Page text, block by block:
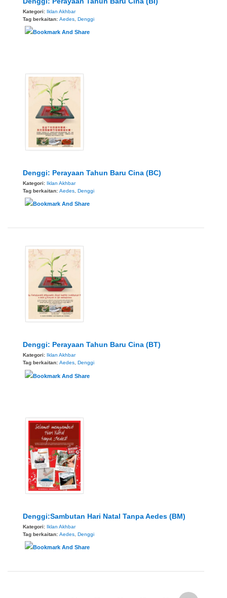
Kategori: Iklan Akhbar
Tag berkaitan: Aedes Denggi
Denggi: Perayaan Tahun Baru Cina (BC)
Kategori: Iklan Akhbar
Tag berkaitan: Aedes Denggi
Denggi: Perayaan Tahun Baru Cina (BT)
Kategori:
Iklan Akhbar
Tag berkaitan: Aedes, Denggi
Denggi:Sambutan Hari Natal Tanpa Aedes (BM)
Kategori: Iklan Akhbar
Tag berkaitan: Aedes, Denggi